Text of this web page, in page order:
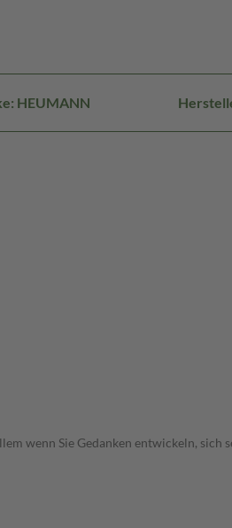
HEUMANN
wenn Sie Gedanken entwickeln, sich